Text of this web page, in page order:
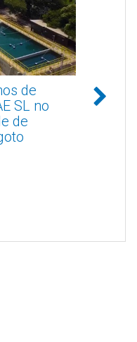
de
SL no
de